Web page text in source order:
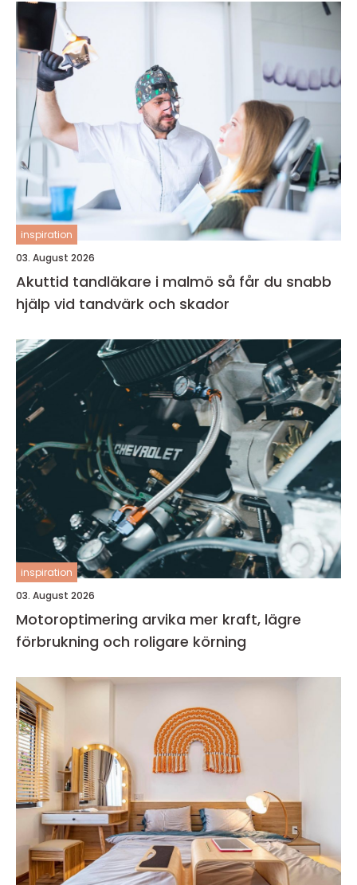
inspiration
03. August 2026
Akuttid tandläkare i malmö så får du snabb
hjälp vid tandvärk och skador
inspiration
03. August 2026
Motoroptimering arvika mer kraft, lägre
förbrukning och roligare körning